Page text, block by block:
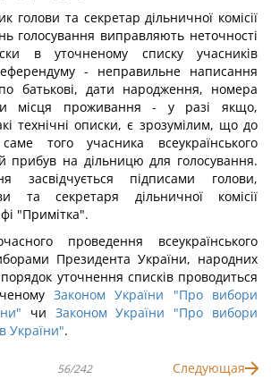
голови та секретар дільничної комісії
голосування виправляють неточності
в уточненому списку учасників
- неправильне написання
батькові, дати народження, номера
місця проживання - у разі якщо,
технічні описки, є зрозумілим, що до
того учасника всеукраїнського
прибув на дільницю для голосування.
засвідчується підписами голови,
та секретаря дільничної комісії
"Примітка".
проведення всеукраїнського
Президента України, народних
уточнення списків проводиться
Законом України "Про вибори
чи Законом України "Про вибори
України".
56/242 Следующая